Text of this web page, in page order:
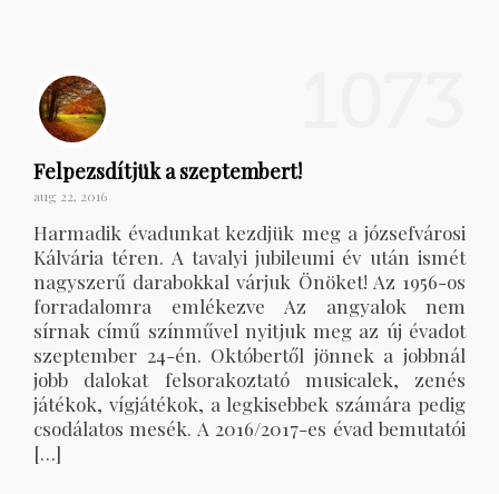
Felpezsdítjük a szeptembert!
aug 22, 2016
Harmadik évadunkat kezdjük meg a józsefvárosi
Kálvária téren. A tavalyi jubileumi év után ismét
nagyszerű darabokkal várjuk Önöket! Az 1956-os
forradalomra emlékezve Az angyalok nem
sírnak című színművel nyitjuk meg az új évadot
szeptember 24-én. Októbertől jönnek a jobbnál
jobb dalokat felsorakoztató musicalek, zenés
játékok, vígjátékok, a legkisebbek számára pedig
csodálatos mesék. A 2016/2017-es évad bemutatói
[…]